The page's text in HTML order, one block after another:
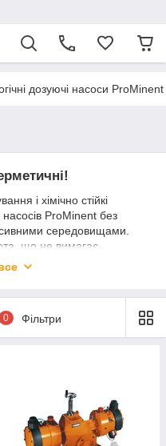
дозуючі насоси ProMinent
і хімічно стійкі
ProMinent без
середовищами.
що не вимагає
якості мембран. Тому
хімічно стійкі
промисловості ми
дозуючі насоси
0 Фільтри